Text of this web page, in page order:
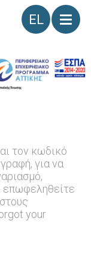
Γλώσσα
τον κωδικό
για να
επωφεληθείτε
your